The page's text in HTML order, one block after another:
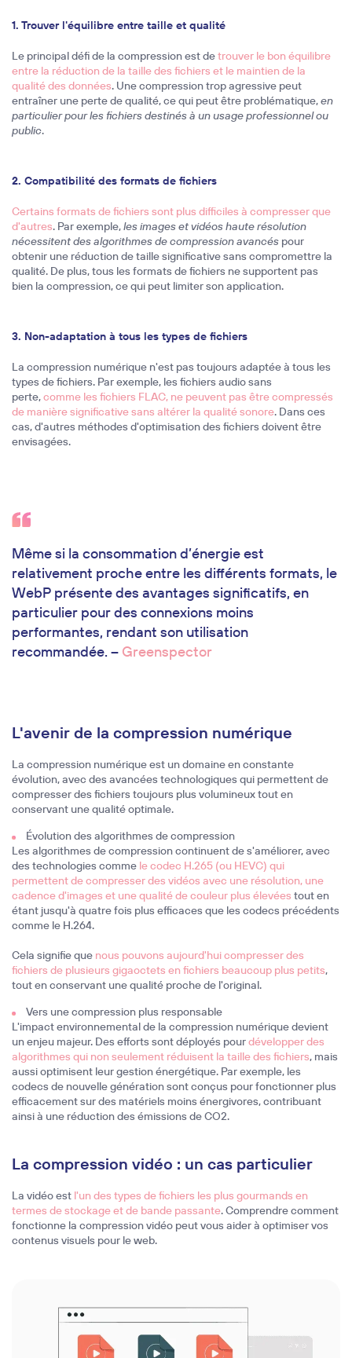
1. Trouver l'équilibre entre taille et qualité
Le principal défi de la compression est detrouver le bon équilibre
entre la réduction de la taille des fichiers et le maintien de la
qualité des données. Une compression trop agressive peut
entraîner une perte de qualité, ce qui peut être problématique,en
particulier pour les fichiers destinés à un usage professionnel ou
public.
2. Compatibilité des formats de fichiers
Certains formats de fichiers sont plus difficiles à compresser que
d'autres. Par exemple,les images et vidéos haute résolution
nécessitent des algorithmes de compression avancés pour
obtenir une réduction de taille significative sans compromettre la
qualité. De plus, tous les formats de fichiers ne supportent pas
bien la compression, ce qui peut limiter son application.
3. Non-adaptation à tous les types de fichiers
La compression numérique n'est pas toujours adaptée à tous les
types de fichiers. Par exemple, les fichiers audio sans
perte,comme les fichiers FLAC, ne peuvent pas être compressés
de manière significative sans altérer la qualité sonore. Dans ces
cas, d'autres méthodes d'optimisation des fichiers doivent être
envisagées.
Même si la consommation d’énergie est
relativement proche entre les différents formats, le
WebP présente des avantages significatifs, en
particulier pour des connexions moins
performantes, rendant son utilisation
recommandée. – Greenspector
L'avenir de la compression numérique
La compression numérique est un domaine en constante
évolution, avec des avancées technologiques qui permettent de
compresser des fichiers toujours plus volumineux tout en
conservant une qualité optimale.
Évolution des algorithmes de compression
Les algorithmes de compression continuent de s'améliorer, avec
des technologies comme le codec H.265 (ou HEVC) qui
permettent de compresser des vidéos avec une résolution, une
cadence d'images et une qualité de couleur plus élevées tout en
étant jusqu'à quatre fois plus efficaces que les codecs précédents
comme le H.264.
Cela signifie que nous pouvons aujourd'hui compresser des
fichiers de plusieurs gigaoctets en fichiers beaucoup plus petits,
tout en conservant une qualité proche de l'original.
Vers une compression plus responsable
L'impact environnemental de la compression numérique devient
un enjeu majeur. Des efforts sont déployés pourdévelopper des
algorithmes qui non seulement réduisent la taille des fichiers, mais
aussi optimisent leur gestion énergétique. Par exemple, les
codecs de nouvelle génération sont conçus pour fonctionner plus
efficacement sur des matériels moins énergivores, contribuant
ainsi à une réduction des émissions de CO2.
La compression vidéo : un cas particulier
La vidéo est l'un des types de fichiers les plus gourmands en
termes de stockage et de bande passante. Comprendre comment
fonctionne la compression vidéo peut vous aider à optimiser vos
contenus visuels pour le web.